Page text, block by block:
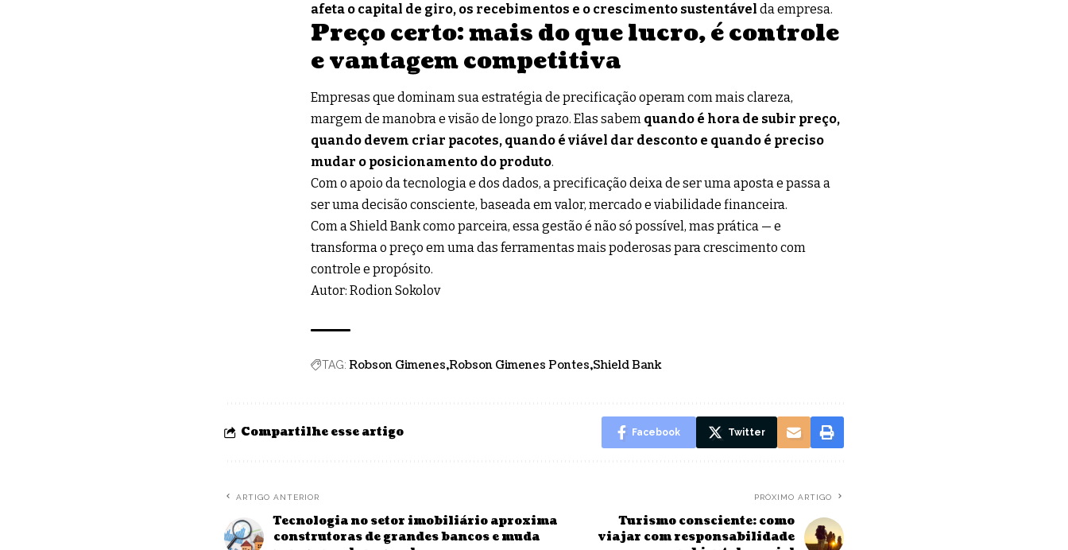
afeta o capital de giro, os recebimentos e o crescimento sustentável da empresa.
Preço certo: mais do que lucro, é controle
e vantagem competitiva
Empresas que dominam sua estratégia de precificação operam com mais clareza,
margem de manobra e visão de longo prazo. Elas sabem quando é hora de subir preço,
quando devem criar pacotes, quando é viável dar desconto e quando é preciso
mudar o posicionamento do produto.
Com o apoio da tecnologia e dos dados, a precificação deixa de ser uma aposta e passa a
ser uma decisão consciente, baseada em valor, mercado e viabilidade financeira.
Com a Shield Bank como parceira, essa gestão é não só possível, mas prática — e
transforma o preço em uma das ferramentas mais poderosas para crescimento com
controle e propósito.
Autor: Rodion Sokolov
TAG: Robson Gimenes Robson Gimenes Pontes Shield Bank
Compartilhe esse artigo Facebook Twitter
ARTIGO ANTERIOR
Tecnologia no setor imobiliário aproxima
construtoras de grandes bancos e muda
PRÓXIMO ARTIGO
Turismo consciente: como
viajar com responsabilidade